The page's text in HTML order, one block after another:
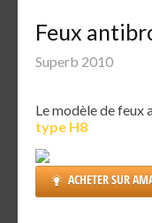
Feux
Superb 2010
Le modèle de feux
type H8
ACHETER SUR